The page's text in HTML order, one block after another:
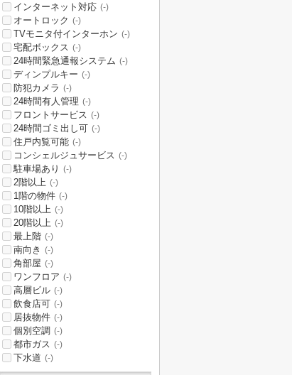
インターネット対応 (-)
オートロック (-)
TVモニタ付インターホン (-)
宅配ボックス (-)
24時間緊急通報システム (-)
ディンプルキー (-)
防犯カメラ (-)
24時間有人管理 (-)
フロントサービス (-)
24時間ゴミ出し可 (-)
住戸内覧可能 (-)
コンシェルジュサービス (-)
駐車場あり (-)
2階以上 (-)
1階の物件 (-)
10階以上 (-)
20階以上 (-)
最上階 (-)
南向き (-)
角部屋 (-)
ワンフロア (-)
高層ビル (-)
飲食店可 (-)
居抜物件 (-)
個別空調 (-)
都市ガス (-)
下水道 (-)